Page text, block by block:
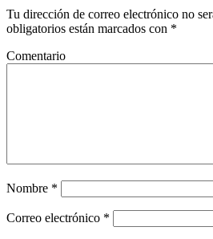
Tu dirección de correo electrónico no
obligatorios están marcados con *
Comentario
Nombre *
Correo electrónico *